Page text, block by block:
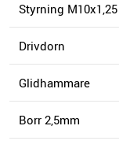
Styrning M10x1,25
Drivdorn
Glidhammare
Borr 2,5mm